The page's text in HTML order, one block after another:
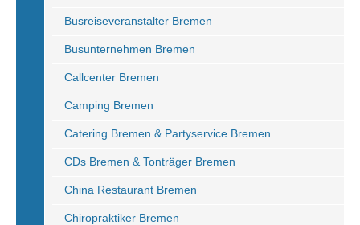
Busreiseveranstalter Bremen
Busunternehmen Bremen
Callcenter Bremen
Camping Bremen
Catering Bremen & Partyservice Bremen
CDs Bremen & Tonträger Bremen
China Restaurant Bremen
Chiropraktiker Bremen